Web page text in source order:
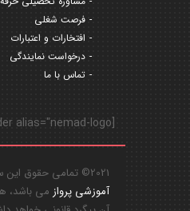
فرصت شغلی
افتخارات و اعتبارات
درخواست نمایندگی
تماس با ما
[rev_slider alias="nemad-logo"]
2021© تمامی حقوق این سایت متعلق به
آموزشی پروازمی باشد،